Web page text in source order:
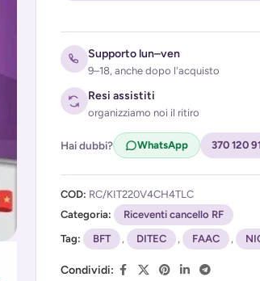
Acconsento al trattamento dei
(Privacy Policy)
Supporto lun–ven
9–18, anche dopo l'acquisto
Resi assistiti
organizziamo noi il ritiro
Hai dubbi? WhatsApp 370 120
COD: RC/KIT220V4CH4TLC
Categoria:
Riceventi cancello RF
Tag:
BFT , DITEC , FAAC ,
Condividi: